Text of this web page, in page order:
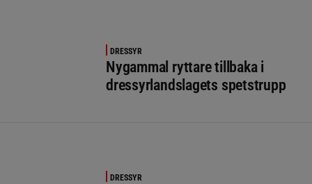
DRESSYR
Nygammal ryttare tillbaka i
dressyrlandslagets spetstrupp
DRESSYR